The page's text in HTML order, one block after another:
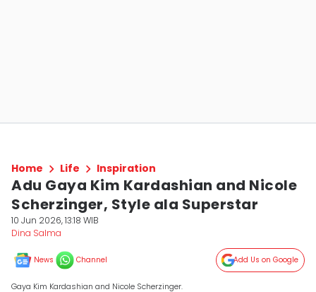
Home Life Inspiration
Adu Gaya Kim Kardashian and Nicole
Scherzinger, Style ala Superstar
10 Jun 2026, 13:18 WIB
Dina Salma
News Channel Add Us on Google
Gaya Kim Kardashian and Nicole Scherzinger.